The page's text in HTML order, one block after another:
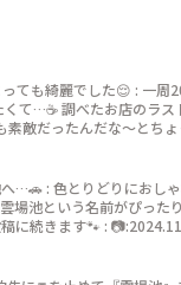
ても綺麗でした😌 : 一
て…☕️ 調べたお店のラ
敵だったんだな〜とち
料駐車場から歩きます
#軽井沢ドライブ #雲
…🚗 : 色とりどりにおし
場池という名前がぴっ
に続きます🐾 :
麗な景色 #軽井沢 #長野